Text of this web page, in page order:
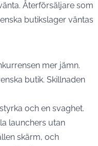
Återförsäljare som
butikslager väntas
mer jämn.
butik. Skillnaden
och en svaghet.
launchers utan
skärm, och